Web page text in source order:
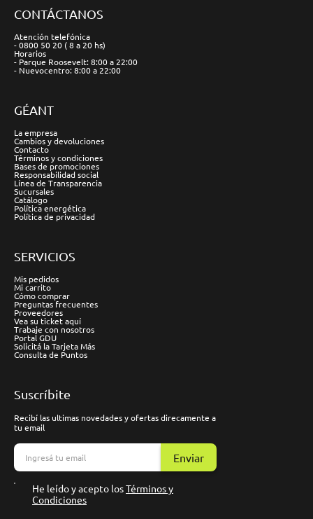
CONTÁCTANOS
Atención telefónica
- 0800 50 20 ( 8 a 20 hs)
Horarios
- Parque Roosevelt: 8:00 a 22:00
- Nuevocentro: 8:00 a 22:00
GÉANT
La empresa
Cambios y devoluciones
Contacto
Términos y condiciones
Bases de promociones
Responsabilidad social
Línea de Transparencia
Sucursales
Catálogo
Política energética
Política de privacidad
SERVICIOS
Mis pedidos
Mi carrito
Cómo comprar
Preguntas frecuentes
Proveedores
Vea su ticket aquí
Trabaje con nosotros
Portal GDU
Solicitá la Tarjeta Más
Consulta de Puntos
Suscríbite
Recibí las ultimas novedades y ofertas direcamente a
tu email
Enviar
He leído y acepto losTérminos y
Condiciones